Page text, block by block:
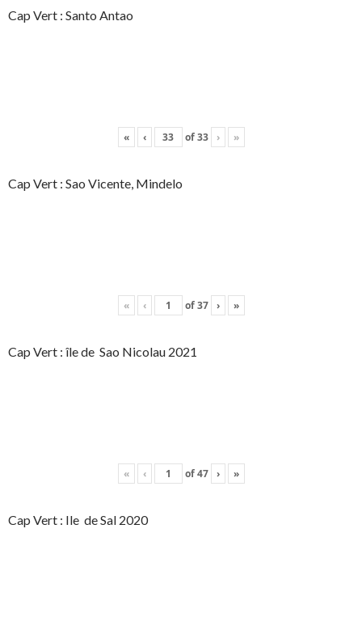
Cap Vert : Santo Antao
« ‹ of33 › »
Cap Vert : Sao Vicente, Mindelo
« ‹ of37 › »
Cap Vert : île de Sao Nicolau 2021
« ‹ of47 › »
Cap Vert : Ile de Sal 2020